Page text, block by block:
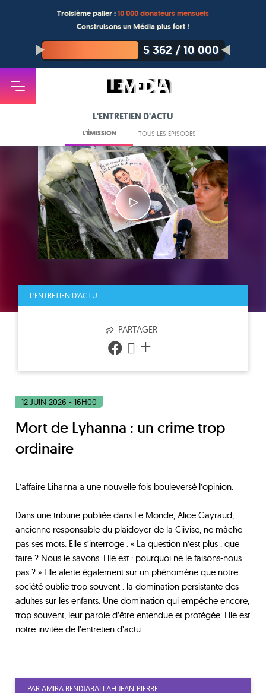
Troisième palier :10 000 donateurs mensuels
Construisons un Média plus fort !
5 362/10 000
L'ENTRETIEN D'ACTU
L'ÉMISSION TOUS LES ÉPISODES
L'ENTRETIEN D'ACTU
PARTAGER
+
12 JUIN 2026 - 16H00
Mort de Lyhanna : un crime trop
ordinaire
L’affaire Lihanna a une nouvelle fois bouleversé l’opinion.
Dans une tribune publiée dans Le Monde, Alice Gayraud,
ancienne responsable du plaidoyer de la Ciivise, ne mâche
pas ses mots. Elle s’interroge : « La question n’est plus : que
faire ? Nous le savons. Elle est : pourquoi ne le faisons-nous
pas ? » Elle alerte également sur un phénomène que notre
société oublie trop souvent : la domination persistante des
adultes sur les enfants. Une domination qui empêche encore,
trop souvent, leur parole d’être entendue et protégée. Elle est
notre invitée de l’entretien d’actu.
PAR AMIRA BENDJABALLAH JEAN-PIERRE